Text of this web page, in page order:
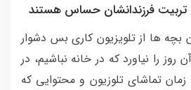
بچه ها از تلویزیون کاری بس دشوار
را نیاورد که در خانه نباشیم، در
تماشای تلوزیون و محتوایی که